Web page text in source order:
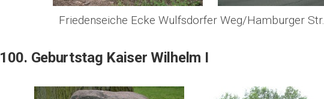
Friedenseiche Ecke Wulfsdorfer Weg/Hamburger Str.
100. Geburtstag Kaiser Wilhelm I